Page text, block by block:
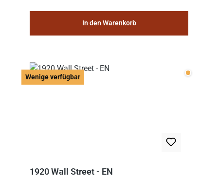
In den Warenkorb
Wenige verfügbar Wenige
1920 Wall Street - EN